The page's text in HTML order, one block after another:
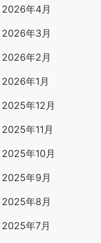
2026年4月
2026年3月
2026年2月
2026年1月
2025年12月
2025年11月
2025年10月
2025年9月
2025年8月
2025年7月